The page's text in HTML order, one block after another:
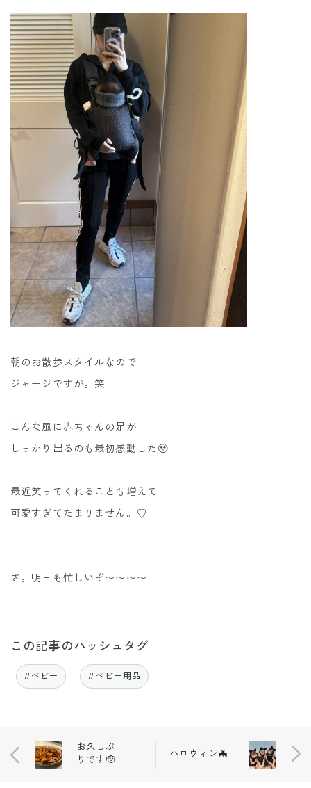
朝のお散歩スタイルなので
ジャージですが。笑
こんな風に赤ちゃんの足が
しっかり出るのも最初感動した🥹
最近笑ってくれることも増えて
可愛すぎてたまりません。♡
さ。明日も忙しいぞ〜〜〜〜
この記事のハッシュタグ
#ベビー #ベビー用品
お久しぶ
りです🫡
ハロウィン🦇